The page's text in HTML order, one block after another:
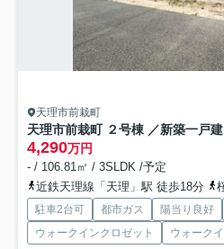
天理市前栽町
天理市前栽町 ２号棟 ／新築一戸建
4,290万円
- / 106.81㎡ / 3SLDK /予定
近鉄天理線「天理」駅 徒歩18分
駐車2台可 都市ガス 陽当り良好
ウォークインクロゼット
ウォーク